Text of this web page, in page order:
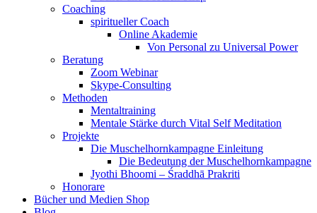
Coaching
spiritueller Coach
Online Akademie
Von Personal zu Universal Power
Beratung
Zoom Webinar
Skype-Consulting
Methoden
Mentaltraining
Mentale Stärke durch Vital Self Meditation
Projekte
Die Muschelhornkampagne Einleitung
Die Bedeutung der Muschelhornkampagne
Jyothi Bhoomi – Śraddhā Prakriti
Honorare
Bücher und Medien Shop